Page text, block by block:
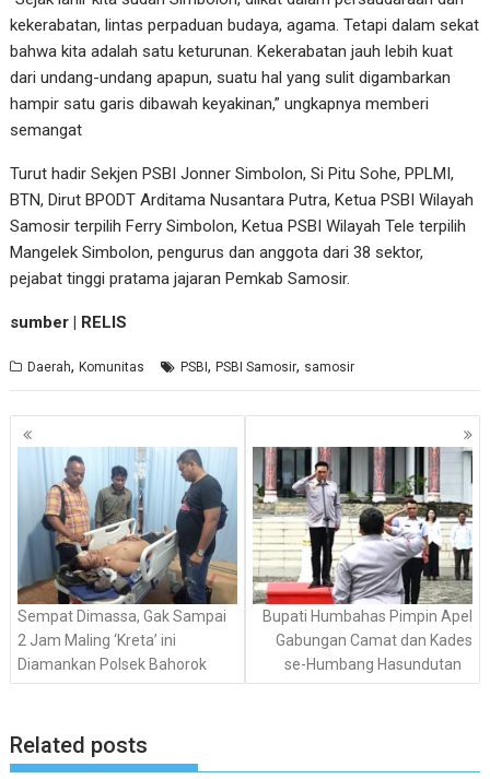
kekerabatan, lintas perpaduan budaya, agama. Tetapi dalam sekat
bahwa kita adalah satu keturunan. Kekerabatan jauh lebih kuat
dari undang-undang apapun, suatu hal yang sulit digambarkan
hampir satu garis dibawah keyakinan,” ungkapnya memberi
semangat
Turut hadir Sekjen PSBI Jonner Simbolon, Si Pitu Sohe, PPLMI,
BTN, Dirut BPODT Arditama Nusantara Putra, Ketua PSBI Wilayah
Samosir terpilih Ferry Simbolon, Ketua PSBI Wilayah Tele terpilih
Mangelek Simbolon, pengurus dan anggota dari 38 sektor,
pejabat tinggi pratama jajaran Pemkab Samosir.
sumber | RELIS
Daerah,Komunitas PSBI,PSBI Samosir, samosir
Navigasi
pos
Sempat Dimassa, Gak Sampai
2 Jam Maling ‘Kreta’ ini
Diamankan Polsek Bahorok
Bupati Humbahas Pimpin Apel
Gabungan Camat dan Kades
se-Humbang Hasundutan
Related posts